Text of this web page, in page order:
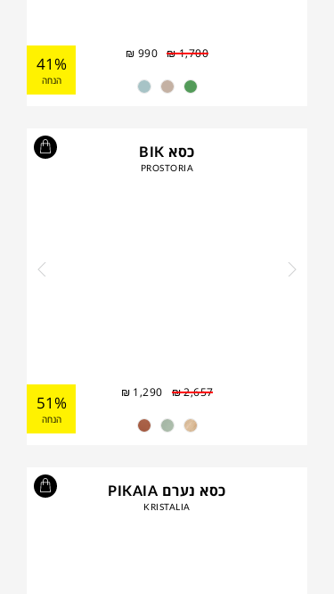
₪1,700
₪ 990
41%
הנחה
כסא BIK
PROSTORIA
₪2,657
₪ 1,290
51%
הנחה
כסא נערם PIKAIA
KRISTALIA